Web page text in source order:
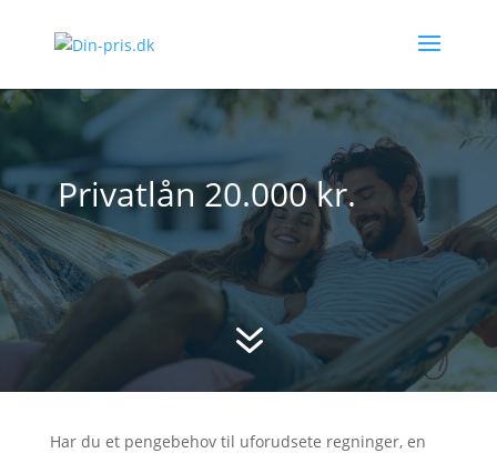
Privatlån 20.000 kr.
7
Har du et pengebehov til uforudsete regninger, en